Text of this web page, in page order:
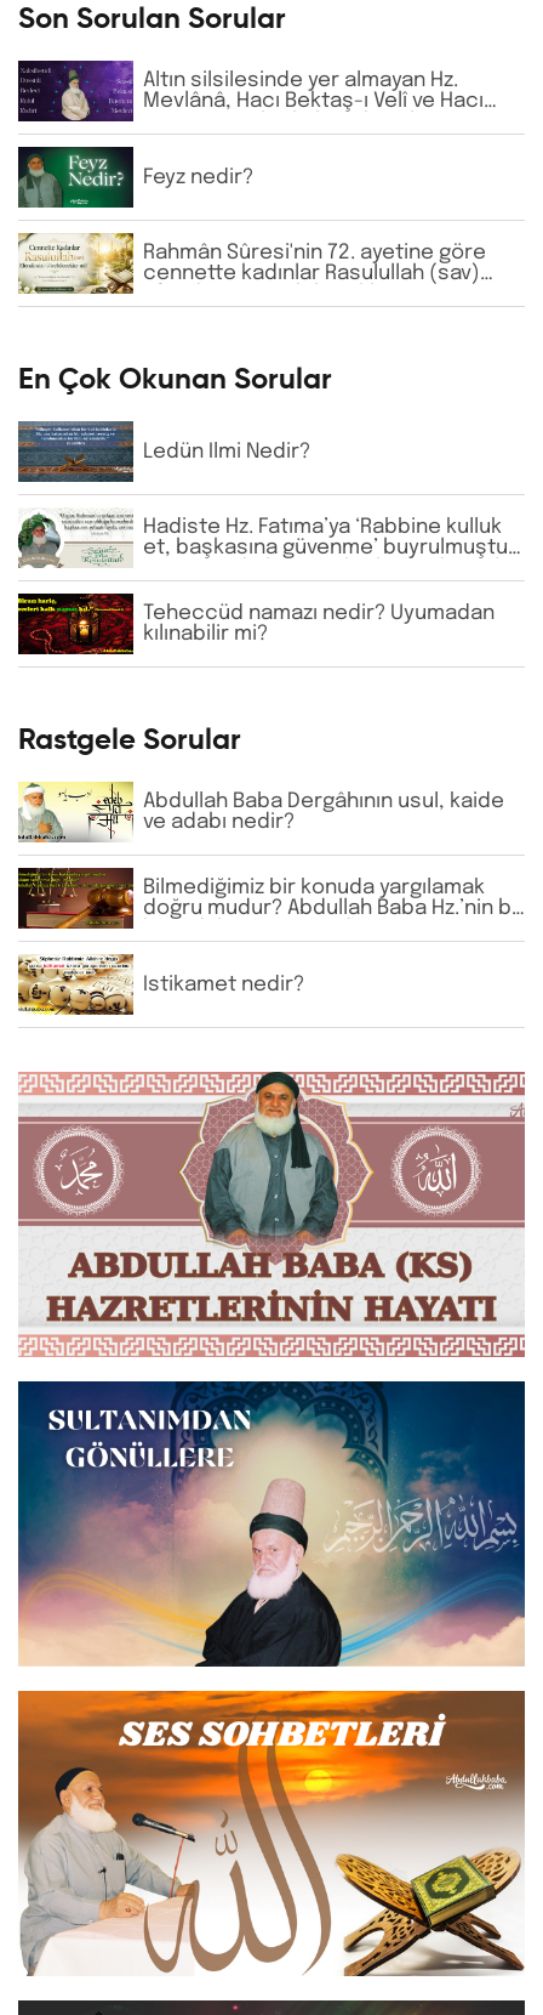
Son Sorulan Sorular
Altın silsilesinde yer almayan Hz.
Mevlânâ, Hacı Bektaş-ı Velî ve Hacı
ve Fâtiha okunmaktadır?
Feyz nedir?
Rahmân Sûresi'nin 72. ayetine göre
cennette kadınlar Rasulullah (sav)
En Çok Okunan Sorular
Ledün İlmi Nedir?
Hadiste Hz. Fatıma’ya ‘Rabbine kulluk
et, başkasına güvenme’ buyrulmuştur.
etmektedir. Bu anlayış doğru mudur?
Teheccüd namazı nedir? Uyumadan
kılınabilir mi?
Rastgele Sorular
Abdullah Baba Dergâhının usul, kaide
ve adabı nedir?
Bilmediğimiz bir konuda yargılamak
doğru mudur? Abdullah Baba Hz.’nin bu
İstikamet nedir?